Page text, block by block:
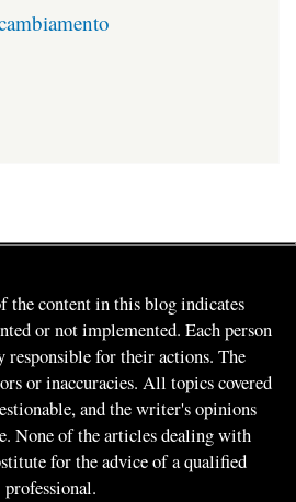
the content in this blog indicates
or not implemented. Each person
responsible for their actions. The
or inaccuracies. All topics covered
and the writer's opinions
None of the articles dealing with
for the advice of a qualified
professional.